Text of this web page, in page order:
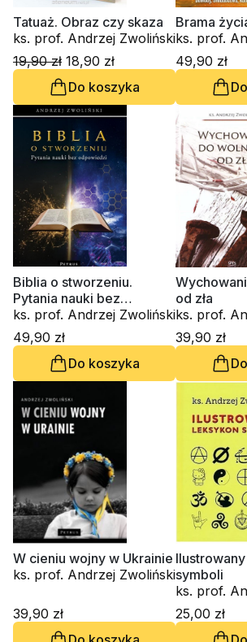
Tatuaż. Obraz czy skaza
ks. prof. Andrzej Zwoliński
19,90 zł 18,90 zł
Do koszyka
Brama
ks. prof.
49,90 zł
Biblia o stworzeniu.
Pytania nauki bez
odpowiedzi
ks. prof. Andrzej Zwoliński
49,90 zł
Do koszyka
od zła
ks. prof.
39,90 zł
W cieniu wojny w Ukrainie
ks. prof. Andrzej Zwoliński
39,90 zł
symboli
ks. prof.
25,00 zł